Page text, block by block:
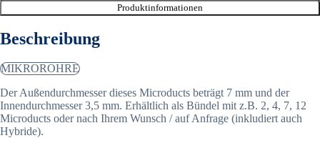
Produktinformationen
Beschreibung
MIKROROHRE
Der Außendurchmesser dieses Microducts beträgt 7 mm und der
Innendurchmesser 3,5 mm. Erhältlich als Bündel mit z.B. 2, 4, 7, 12
Microducts oder nach Ihrem Wunsch / auf Anfrage (inkludiert auch
Hybride).